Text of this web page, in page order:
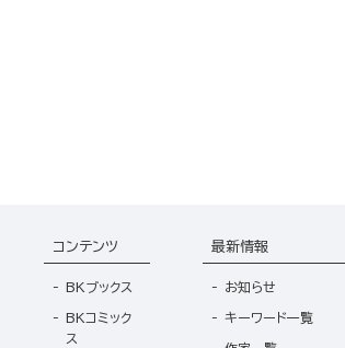
コンテンツ
BKブックス
BKコミック
ス
最新情報
お知らせ
キーワード一覧